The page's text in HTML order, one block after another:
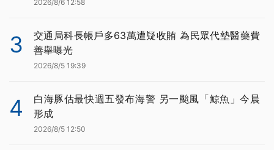
2026/8/6 12:58
3
交通局科長帳戶多63萬遭疑收賄 為民眾代墊醫藥費
善舉曝光
2026/8/5 19:39
4
白海豚估最快週五發布海警 另一颱風「鯨魚」今晨
形成
2026/8/5 12:50